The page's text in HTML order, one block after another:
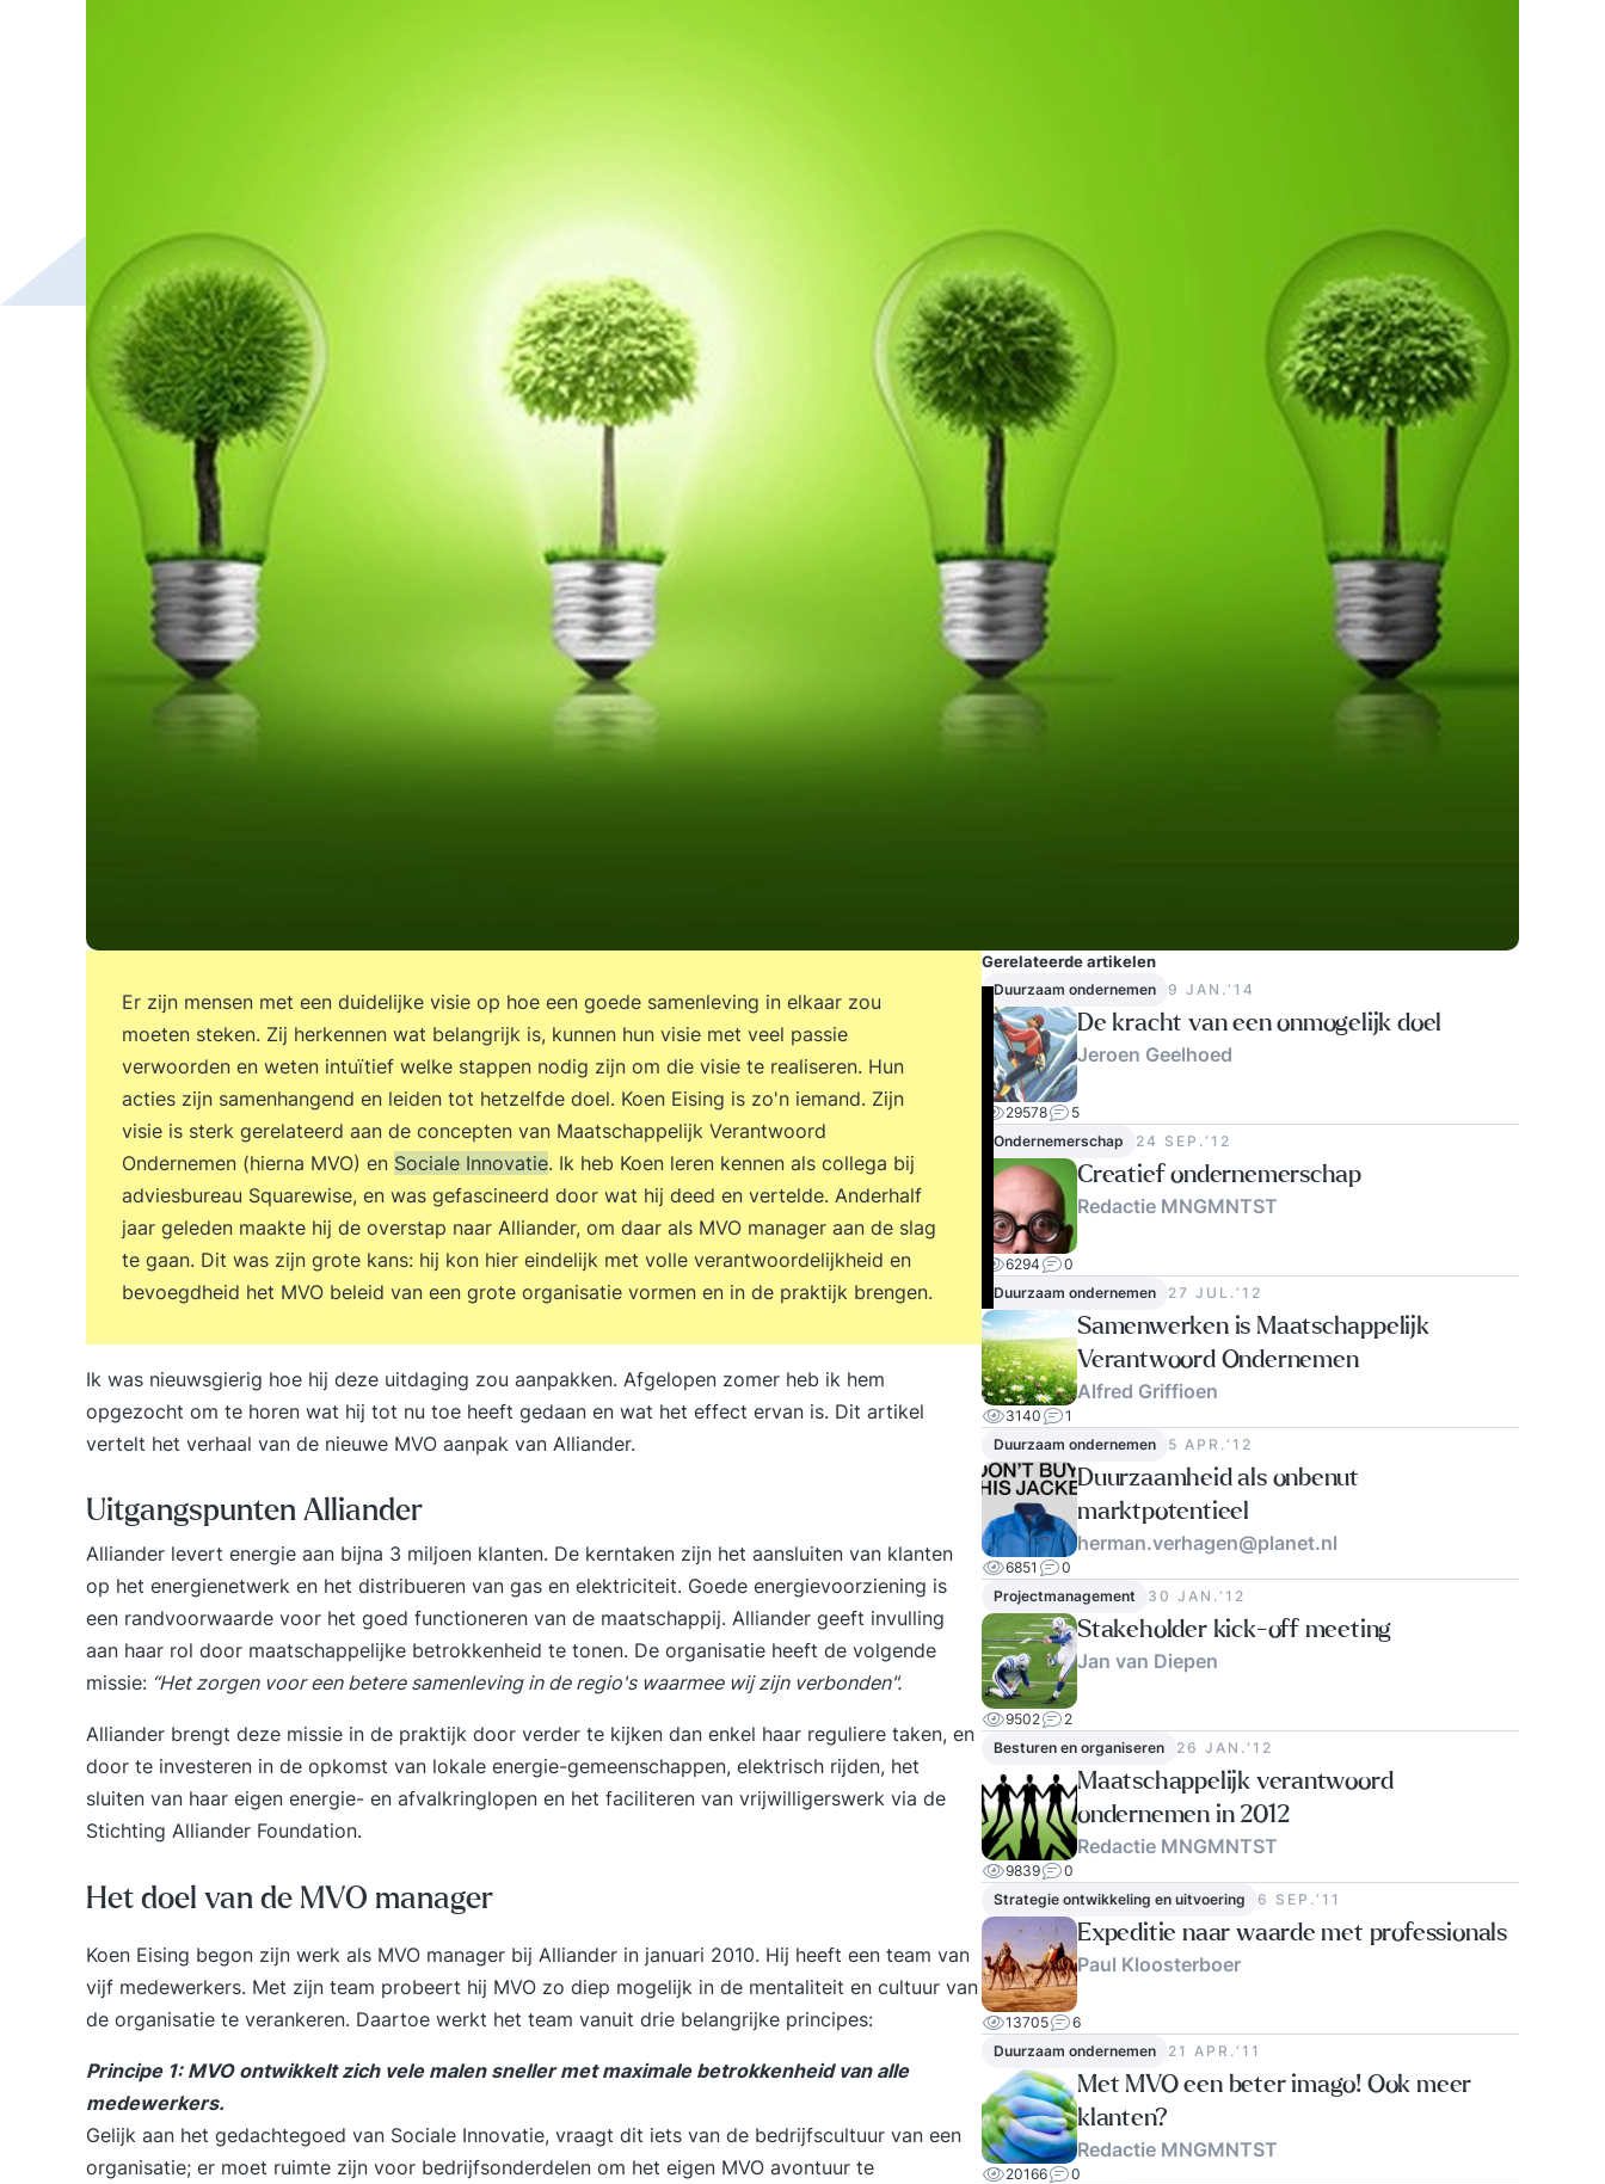
Er zijn mensen met een duidelijke visie op hoe een goede samenleving in elkaar zou
moeten steken. Zij herkennen wat belangrijk is, kunnen hun visie met veel passie
verwoorden en weten intuïtief welke stappen nodig zijn om die visie te realiseren. Hun
acties zijn samenhangend en leiden tot hetzelfde doel. Koen Eising is zo'n iemand. Zijn
visie is sterk gerelateerd aan de concepten van Maatschappelijk Verantwoord
Ondernemen (hierna MVO) en Sociale Innovatie. Ik heb Koen leren kennen als collega bij
adviesbureau Squarewise, en was gefascineerd door wat hij deed en vertelde. Anderhalf
jaar geleden maakte hij de overstap naar Alliander, om daar als MVO manager aan de slag
te gaan. Dit was zijn grote kans: hij kon hier eindelijk met volle verantwoordelijkheid en
bevoegdheid het MVO beleid van een grote organisatie vormen en in de praktijk brengen.
Ik was nieuwsgierig hoe hij deze uitdaging zou aanpakken. Afgelopen zomer heb ik hem
opgezocht om te horen wat hij tot nu toe heeft gedaan en wat het effect ervan is. Dit artikel
vertelt het verhaal van de nieuwe MVO aanpak van Alliander.
Uitgangspunten Alliander
Alliander levert energie aan bijna 3 miljoen klanten. De kerntaken zijn het aansluiten van klanten
op het energienetwerk en het distribueren van gas en elektriciteit. Goede energievoorziening is
een randvoorwaarde voor het goed functioneren van de maatschappij. Alliander geeft invulling
aan haar rol door maatschappelijke betrokkenheid te tonen. De organisatie heeft de volgende
missie: “Het zorgen voor een betere samenleving in de regio's waarmee wij zijn verbonden".
Alliander brengt deze missie in de praktijk door verder te kijken dan enkel haar reguliere taken, en
door te investeren in de opkomst van lokale energie-gemeenschappen, elektrisch rijden, het
sluiten van haar eigen energie- en afvalkringlopen en het faciliteren van vrijwilligerswerk via de
Stichting Alliander Foundation.
Het doel van de MVO manager
Koen Eising begon zijn werk als MVO manager bij Alliander in januari 2010. Hij heeft een team van
vijf medewerkers. Met zijn team probeert hij MVO zo diep mogelijk in de mentaliteit en cultuur van
de organisatie te verankeren. Daartoe werkt het team vanuit drie belangrijke principes:
Principe 1: MVO ontwikkelt zich vele malen sneller met maximale betrokkenheid van alle
medewerkers.
Gelijk aan het gedachtegoed van Sociale Innovatie, vraagt dit iets van de bedrijfscultuur van een
organisatie; er moet ruimte zijn voor bedrijfsonderdelen om het eigen MVO avontuur te
Gerelateerde artikelen
Duurzaam ondernemen 9 JAN.‘14
De kracht van een onmogelijk doel
Jeroen Geelhoed
29578
5
Ondernemerschap
24 SEP.‘12
Creatief ondernemerschap
Redactie MNGMNTST
6294
0
Duurzaam ondernemen
27 JUL.‘12
Samenwerken is Maatschappelijk
Verantwoord Ondernemen
Alfred Griffioen
3140
1
Duurzaam ondernemen
5 APR.‘12
Duurzaamheid als onbenut
marktpotentieel
herman.verhagen@planet.nl
6851
0
Projectmanagement
30 JAN.‘12
Stakeholder kick-off meeting
Jan van Diepen
9502
2
Besturen en organiseren
26 JAN.‘12
Maatschappelijk verantwoord
ondernemen in 2012
Redactie MNGMNTST
9839
0
Strategie ontwikkeling en uitvoering
6 SEP.‘11
Expeditie naar waarde met professionals
Paul Kloosterboer
13705
6
Duurzaam ondernemen
21 APR.‘11
Met MVO een beter imago! Ook meer
klanten?
Redactie MNGMNTST
20166
0